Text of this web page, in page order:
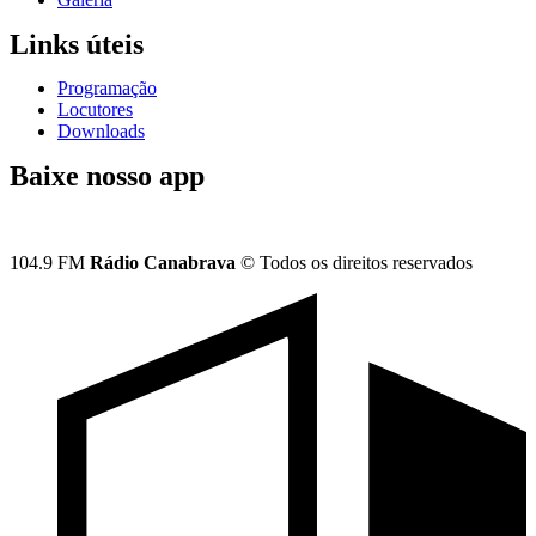
Links úteis
Programação
Locutores
Downloads
Baixe nosso app
104.9 FM Rádio Canabrava © Todos os direitos reservados